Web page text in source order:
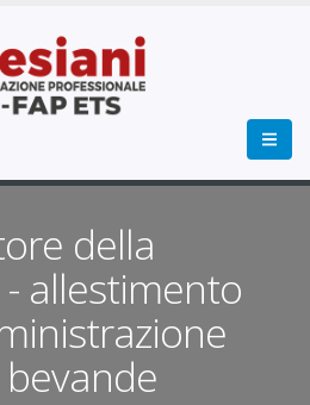
della
allestimento